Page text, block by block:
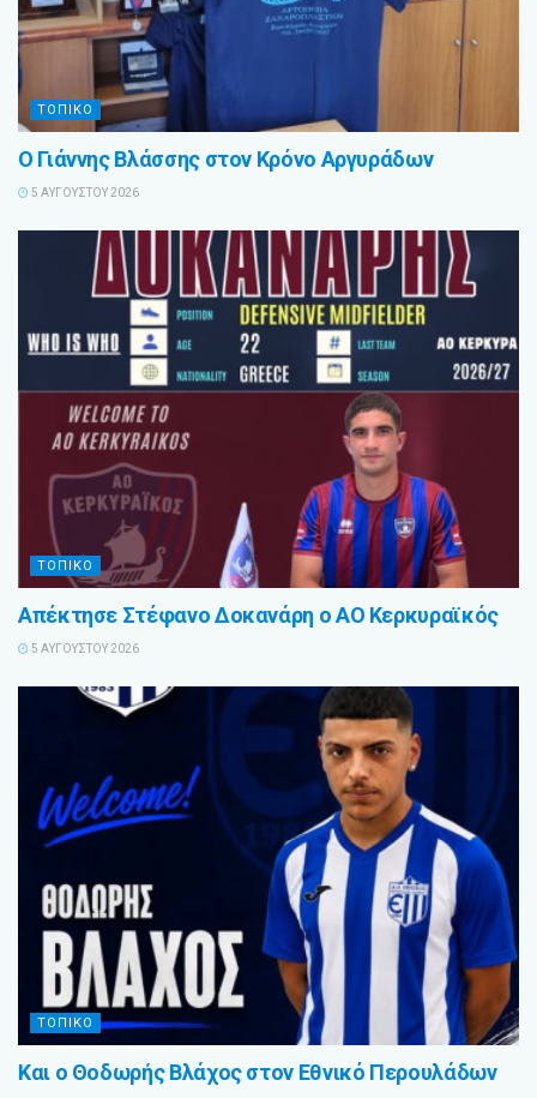
ΤΟΠΙΚΟ
Ο Γιάννης Βλάσσης στον Κρόνο Αργυράδων
5 ΑΥΓΟΎΣΤΟΥ 2026
ΤΟΠΙΚΟ
Απέκτησε Στέφανο Δοκανάρη ο ΑΟ Κερκυραϊκός
5 ΑΥΓΟΎΣΤΟΥ 2026
ΤΟΠΙΚΟ
Και ο Θοδωρής Βλάχος στον Εθνικό Περουλάδων